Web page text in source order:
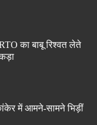
का बाबू रिश्वत लेते
में आमने-सामने भिड़ीं